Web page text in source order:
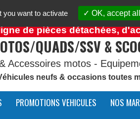
de pièces détachées,
QUADS/SSV &
Accessoires motos -
neufs & occasions toutes
PROMOTIONS VEHICULES NOS
you want to activate OK, accept all